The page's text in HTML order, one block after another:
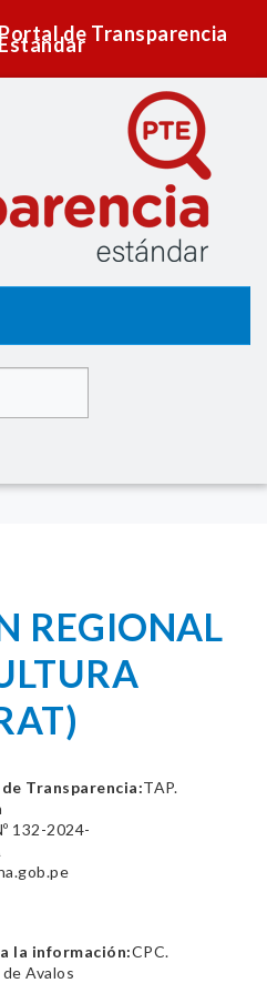
Portal de Transparencia
Estándar
REGIONAL
Transparencia:TAP.
132-2024-
la información:CPC.
Avalos